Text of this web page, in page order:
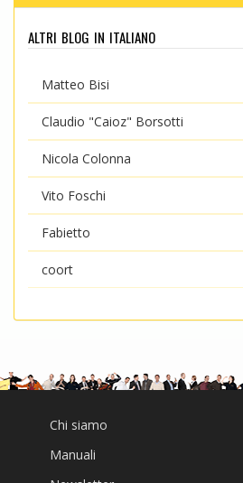
altri blog in italiano
Matteo Bisi
Claudio "Caioz" Borsotti
Nicola Colonna
Vito Foschi
Fabietto
coort
Chi siamo
Manuali